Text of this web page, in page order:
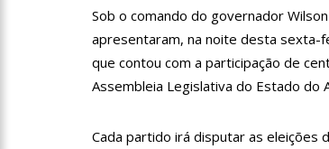
13:24
Dia
adequado
Sob o comando do governador
apresentaram, na noite desta sexta-
que contou com a participação de
Assembleia Legislativa do Estado do
Cada partido irá disputar as eleições